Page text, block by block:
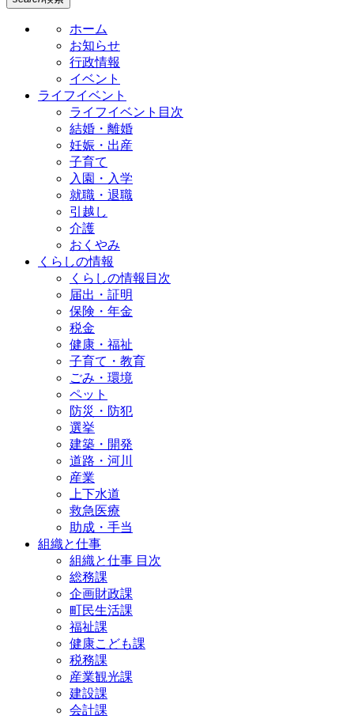
ホーム
お知らせ
行政情報
イベント
ライフイベント
ライフイベント目次
結婚・離婚
妊娠・出産
子育て
入園・入学
就職・退職
引越し
介護
おくやみ
くらしの情報
くらしの情報目次
届出・証明
保険・年金
税金
健康・福祉
子育て・教育
ごみ・環境
ペット
防災・防犯
選挙
建築・開発
道路・河川
産業
上下水道
救急医療
助成・手当
組織と仕事
組織と仕事 目次
総務課
企画財政課
町民生活課
福祉課
健康こども課
税務課
産業観光課
建設課
会計課